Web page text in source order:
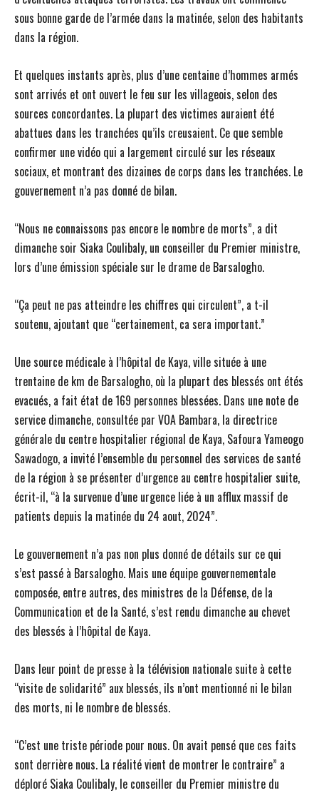
sous bonne garde de l’armée dans la matinée, selon des habitants
dans la région.
Et quelques instants après, plus d’une centaine d’hommes armés
sont arrivés et ont ouvert le feu sur les villageois, selon des
sources concordantes. La plupart des victimes auraient été
abattues dans les tranchées qu’ils creusaient. Ce que semble
confirmer une vidéo qui a largement circulé sur les réseaux
sociaux, et montrant des dizaines de corps dans les tranchées. Le
gouvernement n’a pas donné de bilan.
“Nous ne connaissons pas encore le nombre de morts”, a dit
dimanche soir Siaka Coulibaly, un conseiller du Premier ministre,
lors d’une émission spéciale sur le drame de Barsalogho.
“Ça peut ne pas atteindre les chiffres qui circulent”, a t-il
soutenu, ajoutant que “certainement, ca sera important.”
Une source médicale à l’hôpital de Kaya, ville située à une
trentaine de km de Barsalogho, où la plupart des blessés ont étés
evacués, a fait état de 169 personnes blessées. Dans une note de
service dimanche, consultée par VOA Bambara, la directrice
générale du centre hospitalier régional de Kaya, Safoura Yameogo
Sawadogo, a invité l’ensemble du personnel des services de santé
de la région à se présenter d’urgence au centre hospitalier suite,
écrit-il, “à la survenue d’une urgence liée à un afflux massif de
patients depuis la matinée du 24 aout, 2024”.
Le gouvernement n’a pas non plus donné de détails sur ce qui
s’est passé à Barsalogho. Mais une équipe gouvernementale
composée, entre autres, des ministres de la Défense, de la
Communication et de la Santé, s’est rendu dimanche au chevet
des blessés à l’hôpital de Kaya.
Dans leur point de presse à la télévision nationale suite à cette
“visite de solidarité” aux blessés, ils n’ont mentionné ni le bilan
des morts, ni le nombre de blessés.
“C’est une triste période pour nous. On avait pensé que ces faits
sont derrière nous. La réalité vient de montrer le contraire” a
déploré Siaka Coulibaly, le conseiller du Premier ministre du